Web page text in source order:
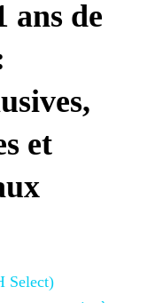
ans de
et
Select)